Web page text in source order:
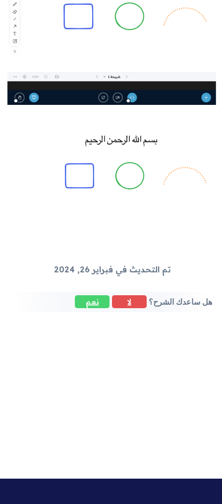
تم التحديث في فبراير 26, 2024
هل ساعدك الشرح؟ لا نعم